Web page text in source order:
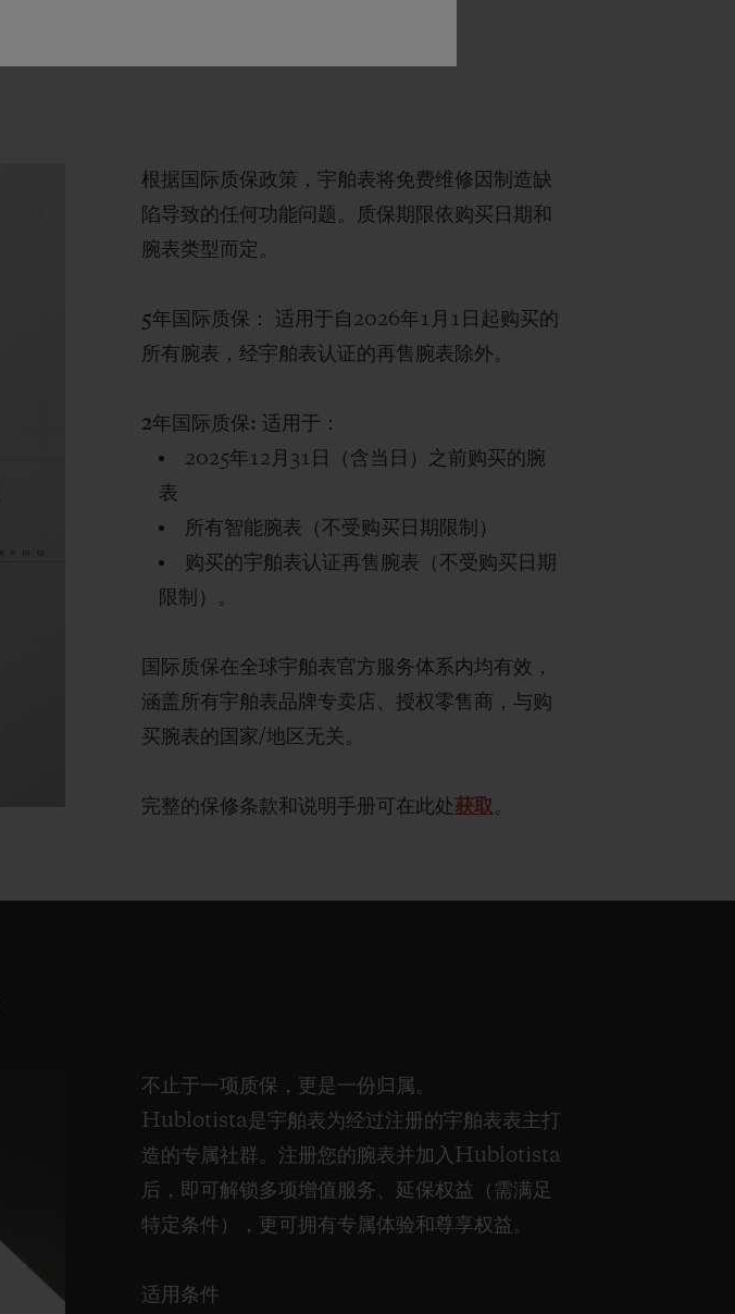
根据国际质保政策，宇舶表将免费维修因制造缺
陷导致的任何功能问题。质保期限依购买日期和
腕表类型而定。
5年国际质保：
适用于自2026年1月1日起购买的
所有腕表，经宇舶表认证的再售腕表除外。
2年国际质保: 适用于：
2025年12月31日（含当日）之前购买的腕
表
所有智能腕表（不受购买日期限制）
购买的宇舶表认证再售腕表（不受购买日期
限制）。
国际质保在全球宇舶表官方服务体系内均有效，
涵盖所有宇舶表品牌专卖店、授权零售商，与购
买腕表的国家/地区无关。
完整的保修条款和说明手册可在此处获取。
不止于一项质保，更是一份归属。
Hublotista是宇舶表为经过注册的宇舶表表主打
造的专属社群。注册您的腕表并加入Hublotista
后，即可解锁多项增值服务、延保权益（需满足
特定条件），更可拥有专属体验和尊享权益。
适用条件